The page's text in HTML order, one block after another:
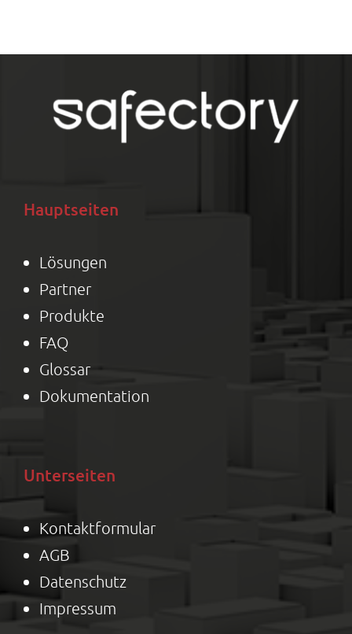
Hauptseiten
Lösungen
Partner
Produkte
FAQ
Glossar
Dokumentation
Unterseiten
Kontaktformular
AGB
Datenschutz
Impressum